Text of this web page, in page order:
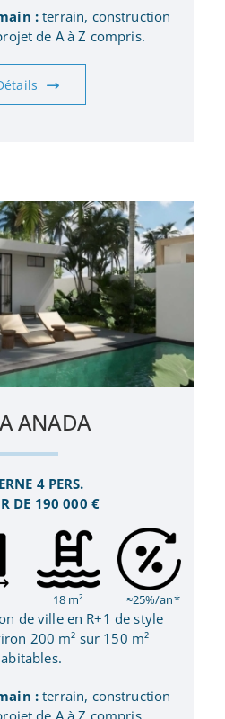
: terrain, construction
de A à Z compris.
ANADA
4 PERS.
DE 190 000 €
18 m² ≈25%/an*
de ville en R+1 de style
200 m² sur 150 m²
: terrain, construction